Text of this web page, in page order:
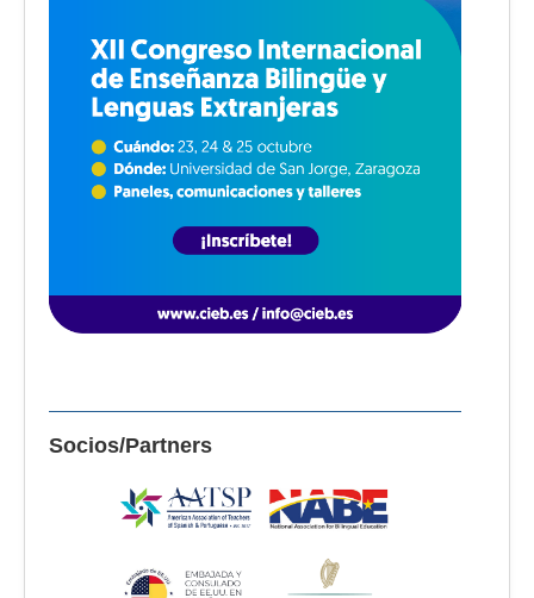
Socios/Partners